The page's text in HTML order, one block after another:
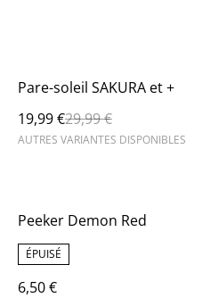
%
Pare-soleil SAKURA et +
19,99 €29,99 €
AUTRES VARIANTES DISPONIBLES
Peeker Demon Red
ÉPUISÉ
6,50 €